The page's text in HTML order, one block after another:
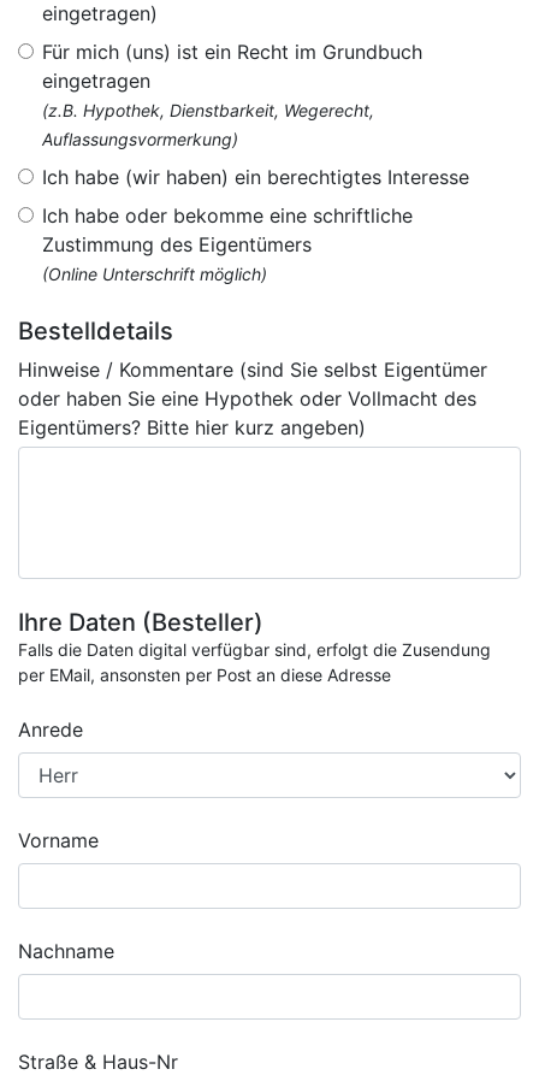
eingetragen)
Für mich (uns) ist ein Recht im Grundbuch
eingetragen
(z.B. Hypothek, Dienstbarkeit, Wegerecht,
Auflassungsvormerkung)
Ich habe (wir haben) ein berechtigtes Interesse
Ich habe oder bekomme eine schriftliche
Zustimmung des Eigentümers
(Online Unterschrift möglich)
Bestelldetails
Hinweise / Kommentare (sind Sie selbst Eigentümer
oder haben Sie eine Hypothek oder Vollmacht des
Eigentümers? Bitte hier kurz angeben)
Ihre Daten (Besteller)
Falls die Daten digital verfügbar sind, erfolgt die Zusendung
per EMail, ansonsten per Post an diese Adresse
Anrede
Vorname
Nachname
Straße & Haus-Nr